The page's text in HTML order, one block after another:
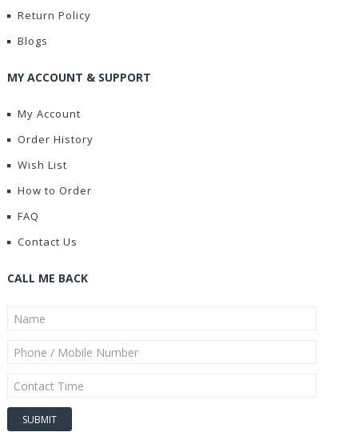
Return Policy
Blogs
MY ACCOUNT & SUPPORT
My Account
Order History
Wish List
How to Order
FAQ
Contact Us
CALL ME BACK